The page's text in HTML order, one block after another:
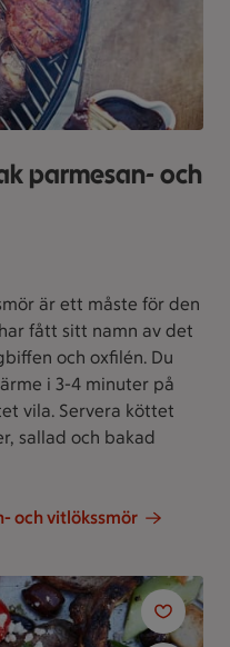
parmesan- och
0 kommentarer
är ett måste för den
fått sitt namn av det
och oxfilén. Du
i 3-4 minuter på
vila. Servera köttet
sallad och bakad
och vitlökssmör